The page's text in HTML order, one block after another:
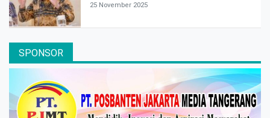
25 November 2025
SPONSOR